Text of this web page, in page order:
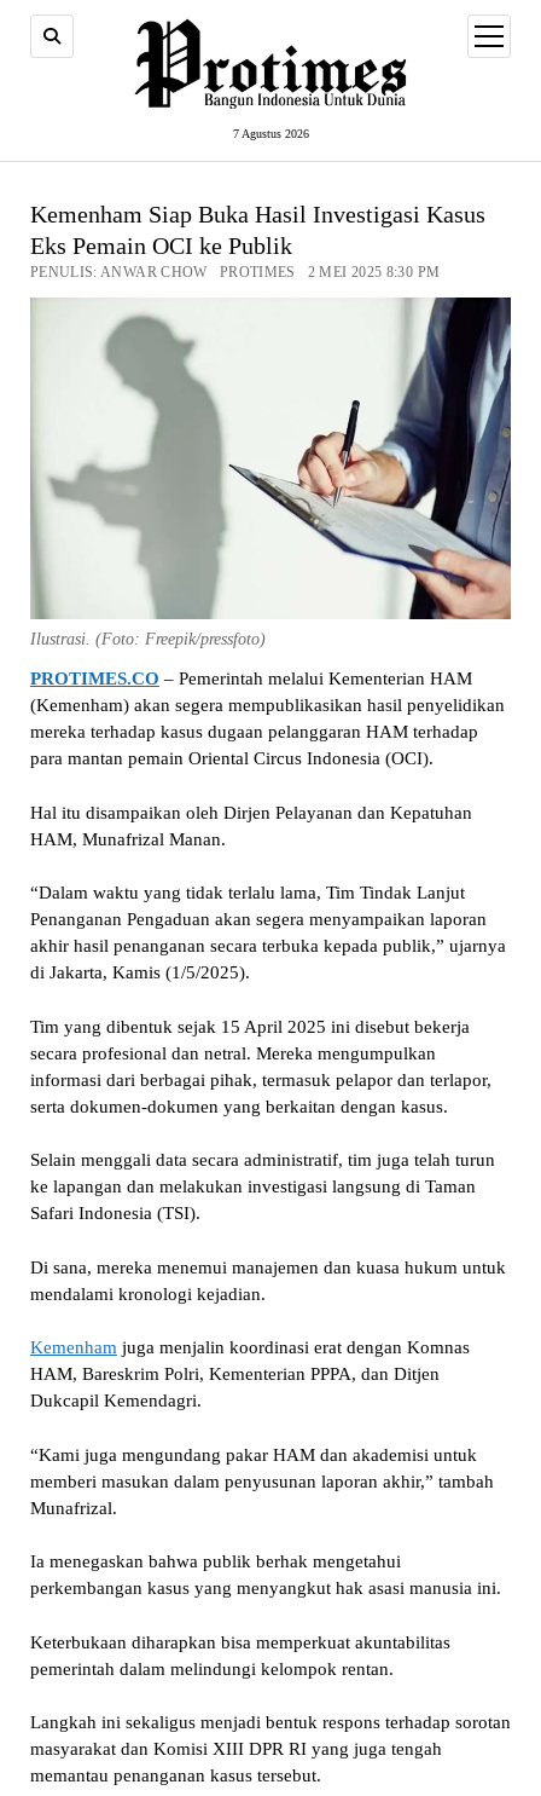
7 Agustus 2026
open
menu
Kemenham Siap Buka Hasil Investigasi Kasus
Eks Pemain OCI ke Publik
PENULIS: ANWAR CHOW PROTIMES 2 MEI 2025 8:30 PM
Ilustrasi. (Foto: Freepik/pressfoto)
PROTIMES.CO – Pemerintah melalui Kementerian HAM
(Kemenham) akan segera mempublikasikan hasil penyelidikan
mereka terhadap kasus dugaan pelanggaran HAM terhadap
para mantan pemain Oriental Circus Indonesia (OCI).
Hal itu disampaikan oleh Dirjen Pelayanan dan Kepatuhan
HAM, Munafrizal Manan.
“Dalam waktu yang tidak terlalu lama, Tim Tindak Lanjut
Penanganan Pengaduan akan segera menyampaikan laporan
akhir hasil penanganan secara terbuka kepada publik,” ujarnya
di Jakarta, Kamis (1/5/2025).
Tim yang dibentuk sejak 15 April 2025 ini disebut bekerja
secara profesional dan netral. Mereka mengumpulkan
informasi dari berbagai pihak, termasuk pelapor dan terlapor,
serta dokumen-dokumen yang berkaitan dengan kasus.
Selain menggali data secara administratif, tim juga telah turun
ke lapangan dan melakukan investigasi langsung di Taman
Safari Indonesia (TSI).
Di sana, mereka menemui manajemen dan kuasa hukum untuk
mendalami kronologi kejadian.
Kemenham juga menjalin koordinasi erat dengan Komnas
HAM, Bareskrim Polri, Kementerian PPPA, dan Ditjen
Dukcapil Kemendagri.
“Kami juga mengundang pakar HAM dan akademisi untuk
memberi masukan dalam penyusunan laporan akhir,” tambah
Munafrizal.
Ia menegaskan bahwa publik berhak mengetahui
perkembangan kasus yang menyangkut hak asasi manusia ini.
Keterbukaan diharapkan bisa memperkuat akuntabilitas
pemerintah dalam melindungi kelompok rentan.
Langkah ini sekaligus menjadi bentuk respons terhadap sorotan
masyarakat dan Komisi XIII DPR RI yang juga tengah
memantau penanganan kasus tersebut.